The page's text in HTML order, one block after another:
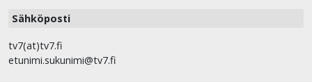
Sähköposti
tv7(at)tv7.fi
etunimi.sukunimi@tv7.fi